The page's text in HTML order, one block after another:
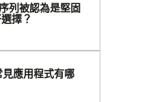
列被認為是堅固
擇？
應用程式有哪